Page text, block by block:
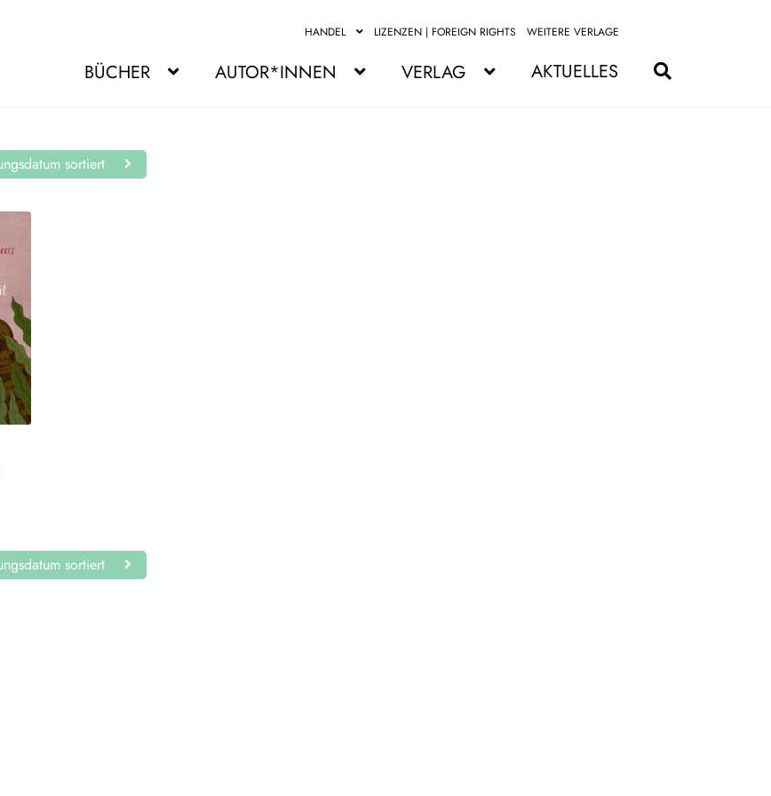
HANDEL LIZENZEN | FOREIGN RIGHTS WEITERE VERLAGE
springen
springen
BÜCHER AUTOR*INNEN VERLAG AKTUELLES
sortiert
sortiert